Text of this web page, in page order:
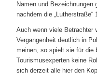
Namen und Bezeichnungen
nachdem die „Lutherstraße“
Auch wenn viele Betrachter
Vergangenheit deutlich in
meinen, so spielt sie für die
Tourismusexperten keine
sich derzeit alle hier den